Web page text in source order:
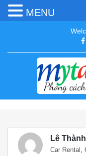
Lê
Car Rental
MENU